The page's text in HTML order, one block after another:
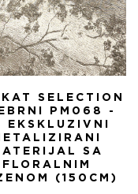
SELECTION
PM068 -
EKSKLUZIVNI
SA
FLORALNIM
(150CM)